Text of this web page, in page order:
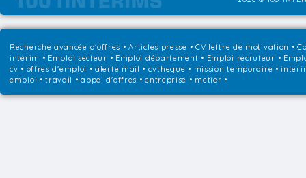
Recherche avancée d'offres •Articles presse • CV lettre de motivation •
intérim • Emploi secteur • Emploi département • Emploi recruteur •
cv • offres d'emploi • alerte mail • cvtheque • mission temporaire •
emploi • travail • appel d'offres • entreprise • metier •